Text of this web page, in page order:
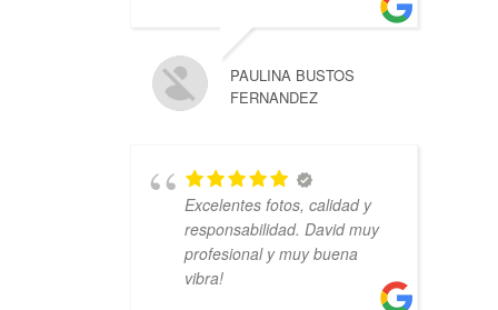
PAULINA BUSTOS
FERNANDEZ
Excelentes fotos, calidad y
responsabilidad. David muy
profesional y muy buena
vibra!